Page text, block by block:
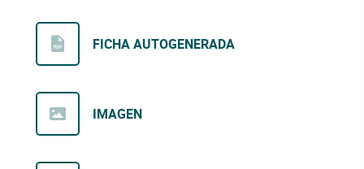
FICHA AUTOGENERADA
IMAGEN